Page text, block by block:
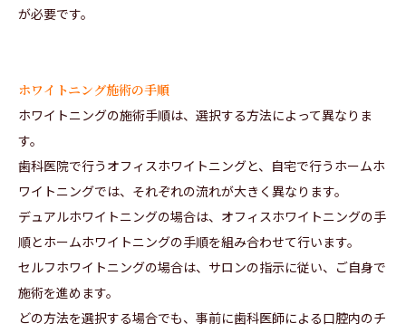
が必要です。
ホワイトニング施術の手順
ホワイトニングの施術手順は、選択する方法によって異なりま
す。
歯科医院で行うオフィスホワイトニングと、自宅で行うホームホ
ワイトニングでは、それぞれの流れが大きく異なります。
デュアルホワイトニングの場合は、オフィスホワイトニングの手
順とホームホワイトニングの手順を組み合わせて行います。
セルフホワイトニングの場合は、サロンの指示に従い、ご自身で
施術を進めます。
どの方法を選択する場合でも、事前に歯科医師による口腔内のチ